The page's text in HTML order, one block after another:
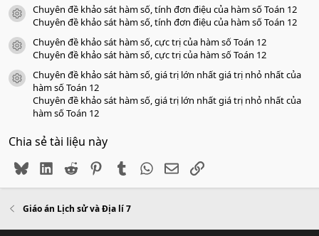
icon tài liệu
Chuyên đề khảo sát hàm số, tính đơn điệu của hàm số Toán 12
Chuyên đề khảo sát hàm số, tính đơn điệu của hàm số Toán 12
icon tài liệu
Chuyên đề khảo sát hàm số, cực trị của hàm số Toán 12
Chuyên đề khảo sát hàm số, cực trị của hàm số Toán 12
icon tài liệu
Chuyên đề khảo sát hàm số, giá trị lớn nhất giá trị nhỏ nhất của
hàm số Toán 12
Chuyên đề khảo sát hàm số, giá trị lớn nhất giá trị nhỏ nhất của
hàm số Toán 12
Chia sẻ tài liệu này
BlueskyLinkedIn
Reddit PinterestTumblr WhatsApp
EmailLink
Giáo án Lịch sử và Địa lí 7